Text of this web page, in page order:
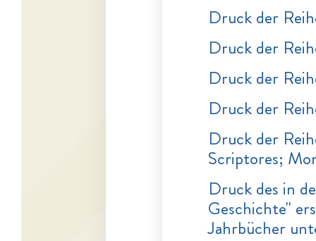
Druck der
Druck der
Druck der
Druck der
Druck der
Scriptores;
Druck des in
Geschichte"
Jahrbücher